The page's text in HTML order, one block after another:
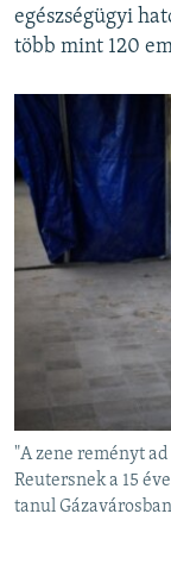
egészségügyi
több mint 120
"A zene reményt
Reutersnek a 15
tanul Gázavárosban